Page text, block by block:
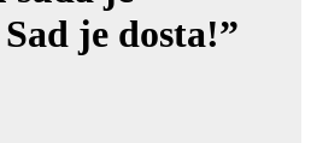
je dosta!”